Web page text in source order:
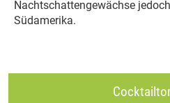
Nachtschattengewächse
Südamerika.